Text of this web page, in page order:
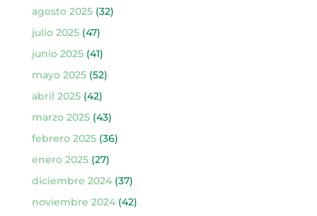
agosto 2025(32)
julio 2025(47)
junio 2025(41)
mayo 2025(52)
abril 2025(42)
marzo 2025(43)
febrero 2025(36)
enero 2025(27)
diciembre 2024(37)
noviembre 2024(42)